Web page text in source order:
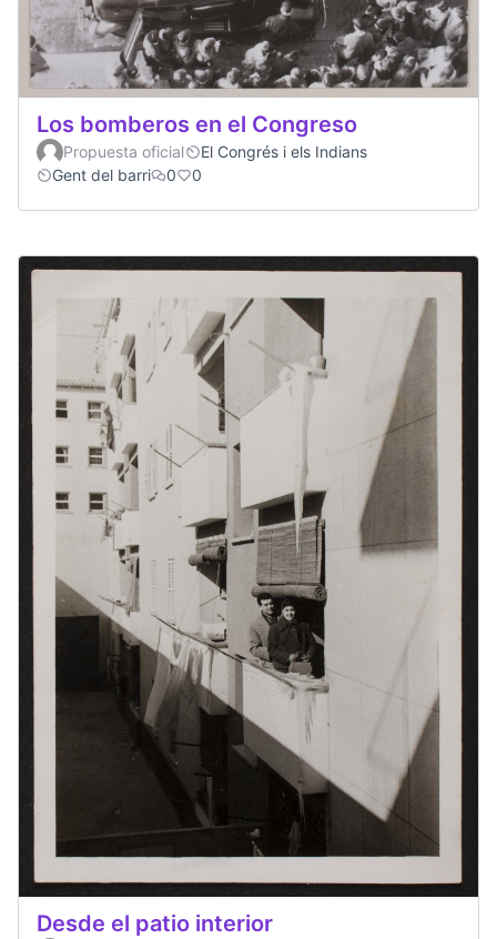
Los bomberos en el Congreso
Propuesta oficial
El Congrés i els Indians
Gent del barri
0 0
Desde el patio interior